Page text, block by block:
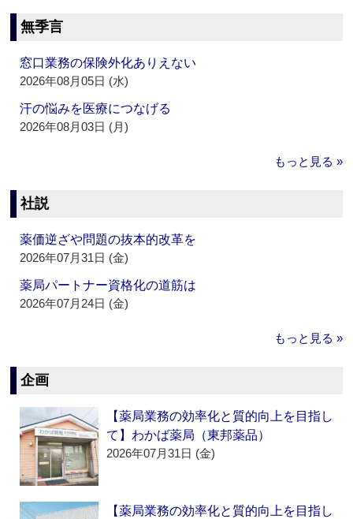
無季言
窓口業務の保険外化ありえない
2026年08月05日 (水)
汗の悩みを医療につなげる
2026年08月03日 (月)
もっと見る »
社説
薬価逆ざや問題の抜本的改革を
2026年07月31日 (金)
薬局パートナー資格化の道筋は
2026年07月24日 (金)
もっと見る »
企画
【薬局業務の効率化と質的向上を目指し
て】わかば薬局（東邦薬品）
2026年07月31日 (金)
【薬局業務の効率化と質的向上を目指し